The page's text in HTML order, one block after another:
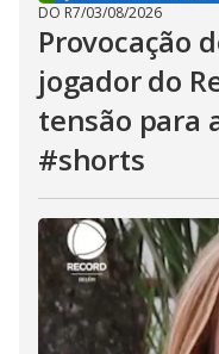
DO R7/03/08/2026
Provocação
jogador do
tensão para
#shorts